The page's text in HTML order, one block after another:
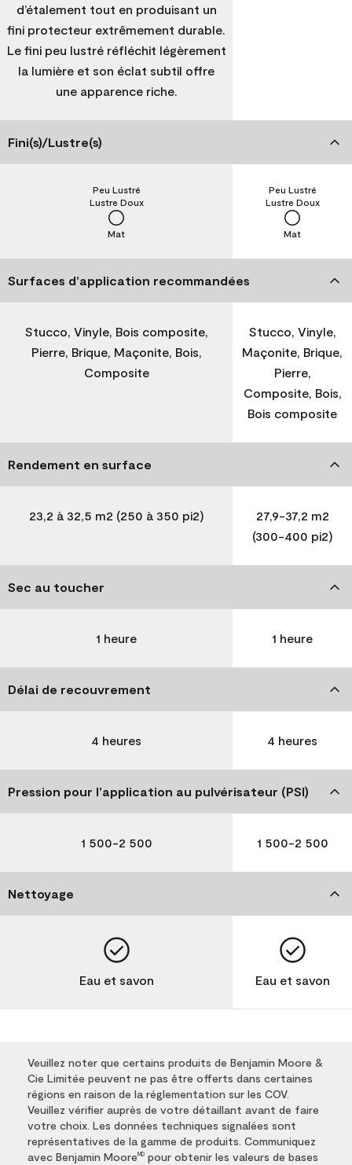
d’étalement tout en produisant un
fini protecteur extrêmement durable.
Le fini peu lustré réfléchit légèrement
la lumière et son éclat subtil offre
une apparence riche.
Fini(s)/Lustre(s)
Mat
Lustre Doux
Peu Lustré
Mat
Lustre Doux
Peu Lustré
Surfaces d’application recommandées
Stucco, Vinyle, Bois composite,
Pierre, Brique, Maçonite, Bois,
Composite
Stucco, Vinyle,
Maçonite, Brique,
Pierre,
Composite, Bois,
Bois composite
Rendement en surface
23,2 à 32,5 m2 (250 à 350 pi2)
27,9-37,2 m2
(300-400 pi2)
Sec au toucher
1 heure 1 heure
Délai de recouvrement
4 heures 4 heures
Pression pour l’application au pulvérisateur (PSI)
1 500-2 500 1 500-2 500
Nettoyage
Eau et savon Eau et savon
Veuillez noter que certains produits de Benjamin Moore &
Cie Limitée peuvent ne pas être offerts dans certaines
régions en raison de la réglementation sur les COV.
Veuillez vérifier auprès de votre détaillant avant de faire
votre choix. Les données techniques signalées sont
représentatives de la gamme de produits. Communiquez
avec Benjamin Moore MD pour obtenir les valeurs de bases